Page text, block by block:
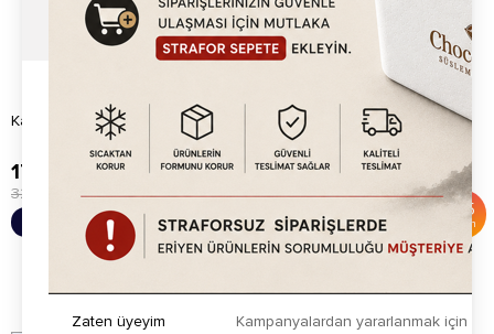
Karamel Waffle Sosu (800gr)
İndirim
179.20 TL
325.00
Sepete Ekle
Çilekli Waffle Sosu (800gr)
%45
İndirim
179.20 TL
325.00TL
Sepete Ekle
Kampanyalardan yararlanmak için
Zaten üyeyim